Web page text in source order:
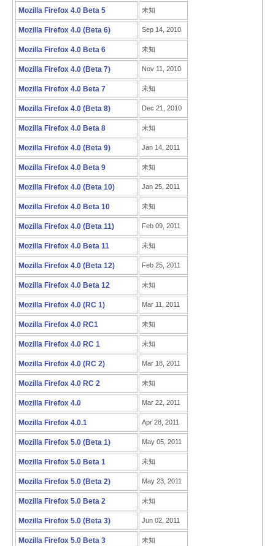
Mozilla Firefox 4.0 Beta 5 未知
Mozilla Firefox 4.0 (Beta 6) Sep 14, 2010
Mozilla Firefox 4.0 Beta 6 未知
Mozilla Firefox 4.0 (Beta 7) Nov 11, 2010
Mozilla Firefox 4.0 Beta 7 未知
Mozilla Firefox 4.0 (Beta 8) Dec 21, 2010
Mozilla Firefox 4.0 Beta 8 未知
Mozilla Firefox 4.0 (Beta 9) Jan 14, 2011
Mozilla Firefox 4.0 Beta 9 未知
Mozilla Firefox 4.0 (Beta 10) Jan 25, 2011
Mozilla Firefox 4.0 Beta 10 未知
Mozilla Firefox 4.0 (Beta 11) Feb 09, 2011
Mozilla Firefox 4.0 Beta 11 未知
Mozilla Firefox 4.0 (Beta 12) Feb 25, 2011
Mozilla Firefox 4.0 Beta 12 未知
Mozilla Firefox 4.0 (RC 1) Mar 11, 2011
Mozilla Firefox 4.0 RC1 未知
Mozilla Firefox 4.0 RC 1 未知
Mozilla Firefox 4.0 (RC 2) Mar 18, 2011
Mozilla Firefox 4.0 RC 2 未知
Mozilla Firefox 4.0 Mar 22, 2011
Mozilla Firefox 4.0.1 Apr 28, 2011
Mozilla Firefox 5.0 (Beta 1) May 05, 2011
Mozilla Firefox 5.0 Beta 1 未知
Mozilla Firefox 5.0 (Beta 2) May 23, 2011
Mozilla Firefox 5.0 Beta 2 未知
Mozilla Firefox 5.0 (Beta 3) Jun 02, 2011
Mozilla Firefox 5.0 Beta 3 未知